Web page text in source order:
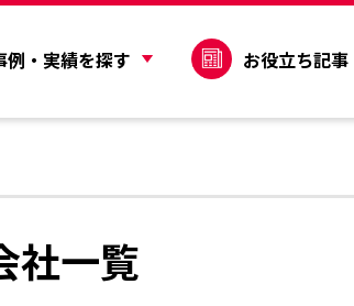
例・実績を探す お役立ち記事
社一覧